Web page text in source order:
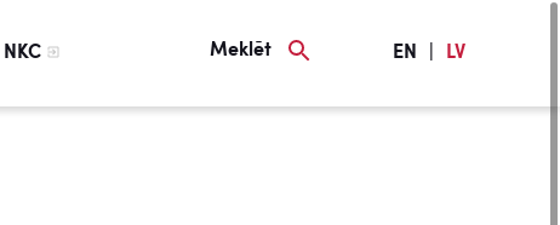
NKC Meklēt EN LV